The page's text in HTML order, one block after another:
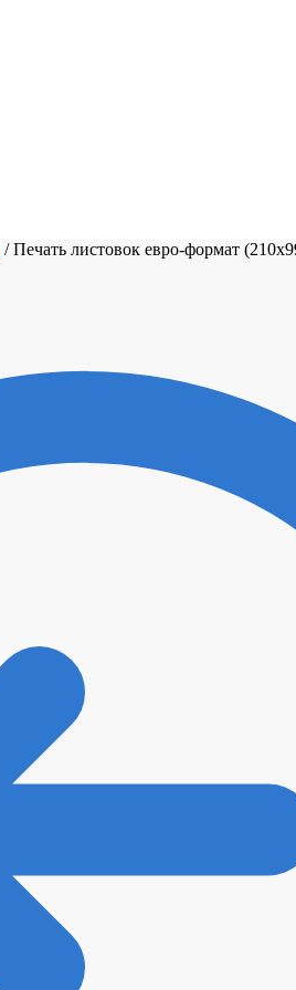
/Печать листовок евро-формат